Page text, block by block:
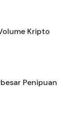
Kripto
Penipuan